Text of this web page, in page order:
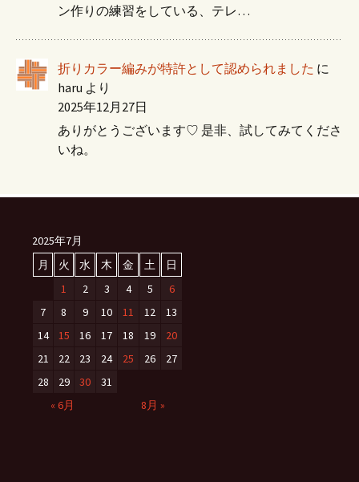
ン作りの練習をしている、テレ…
折りカラー編みが特許として認められました に
haru より
2025年12月27日
ありがとうございます♡ 是非、試してみてくださ
いね。
2025年7月
月
火 水 木 金 土
日
1
2 3 4 5
6
7
8 9 10 11 12
13
14
15 16 17 18 19
20
21
22 23 24 25 26
27
28
29 30
31
« 6月
8月 »